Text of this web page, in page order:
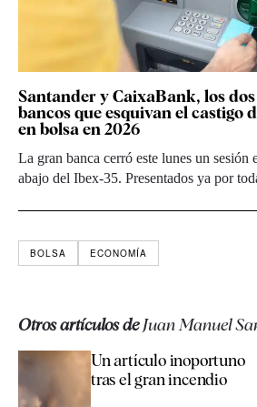
Santander y CaixaBank, los
bancos que esquivan el castigo
en bolsa en 2026
La gran banca cerró este lunes un sesión
abajo del Ibex-35. Presentados ya por
BOLSA ECONOMÍA
Otros artículos deJuan Manuel
Un artículo inoportuno
tras el gran incendio